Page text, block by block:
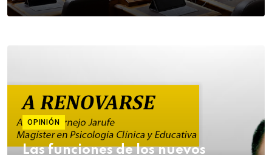
OPINIÓN
Las funciones de los nuevos